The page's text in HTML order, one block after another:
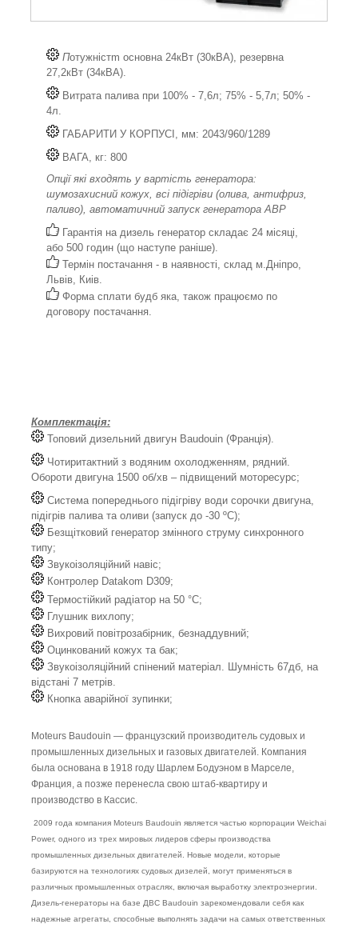
Потужністm основна 24кВт (30кВА), резервна
27,2кВт (34кВА).
Витрата палива при 100% - 7,6л; 75% - 5,7л; 50% -
4л.
ГАБАРИТИ У КОРПУСІ, мм: 2043/960/1289
ВАГА, кг: 800
Опції які входять у вартість генератора:
шумозахисний кожух, всі підігріви (олива, антифриз,
паливо), автоматичний запуск генератора АВР
Гарантія на дизель генератор складає 24 місяці,
або 500 годин (що наступе раніше).
Термін постачання - в наявності, склад м.Дніпро,
Львів, Киів.
Форма сплати будб яка, також працюємо по
договору постачання.
Комплектація:
Топовий дизельний двигун Baudouin (Франція).
Чотиритактний з водяним охолодженням, рядний.
Обороти двигуна 1500 об/хв – підвищений моторесурс;
Система попереднього підігріву води сорочки двигуна,
підігрів палива та оливи (запуск до -30 ºС);
Безщітковий генератор змінного струму синхронного
типу;
Звукоізоляційний навіс;
Контролер Datakom D309;
Термостійкий радіатор на 50 °C;
Глушник вихлопу;
Вихровий повітрозабірник, безнаддувний;
Оцинкований кожух та бак;
Звукоізоляційний спінений матеріал. Шумність 67дб, на
відстані 7 метрів.
Кнопка аварійної зупинки;
Moteurs Baudouin — французский производитель судовых и
промышленных дизельных и газовых двигателей. Компания
была основана в 1918 году Шарлем Бодуэном в Марселе,
Франция, а позже перенесла свою штаб-квартиру и
производство в Кассис.
2009 года компания Moteurs Baudouin является частью корпорации Weichai
Power, одного из трех мировых лидеров сферы производства
промышленных дизельных двигателей. Новые модели, которые
базируются на технологиях судовых дизелей, могут применяться в
различных промышленных отраслях, включая выработку электроэнергии.
Дизель-генераторы на базе ДВС Baudouin зарекомендовали себя как
надежные агрегаты, способные выполнять задачи на самых ответственных